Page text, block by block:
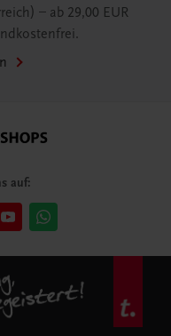
– ab 29,00 EUR
auf: